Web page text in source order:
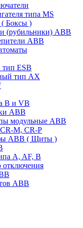
типа MS
Боксы )
(рубильники) ABB
ABB
тип ESB
тип AX
B и VB
ABB
модульные ABB
M, CR-P
ABB ( Щиты )
A, AF, B
отключения
АВВ